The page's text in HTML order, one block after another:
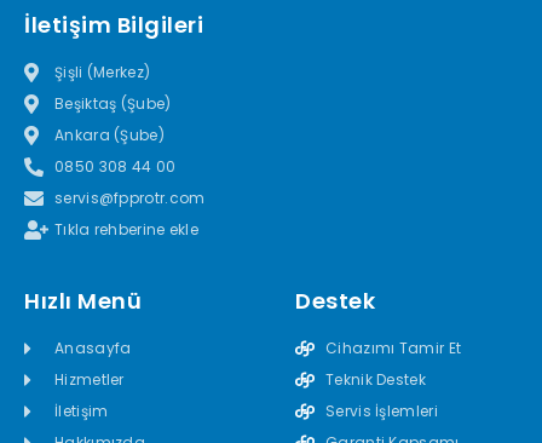
İletişim Bilgileri
Şişli (Merkez)
Beşiktaş (Şube)
Ankara (Şube)
0850 308 44 00
servis@fpprotr.com
Tıkla rehberine ekle
Hızlı Menü
Anasayfa
Hizmetler
İletişim
Destek
Cihazımı Tamir Et
Teknik Destek
Servis İşlemleri